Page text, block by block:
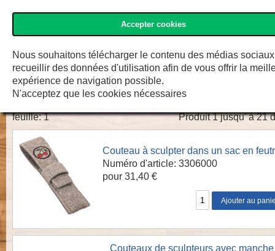
Accepter cookies
Nous souhaitons télécharger le contenu des médias
recueillir des données d'utilisation afin de vous offrir la
expérience de navigation possible.
N'acceptez que les cookies nécessaires
»Deux Cerises« Shop
Menu
Couteaux de Sculpteurs
feuille:1 Produit 1 jusqu' à 21
Couteau à sculpter dans un sac en
Numéro d'article: 3306000
pour 31,40 €
Couteaux de sculpteurs avec